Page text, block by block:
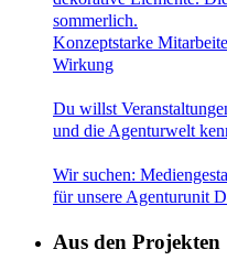
Konzeptstarke
Wirkung
Du willst
und die Agenturwelt
Wir suchen:
für unsere Agenturunit
Aus den Projekten